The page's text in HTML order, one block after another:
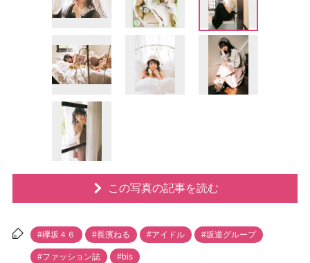
この写真の記事を読む
#欅坂４６ #長濱ねる #アイドル #坂道グループ
#ファッション誌 #bis